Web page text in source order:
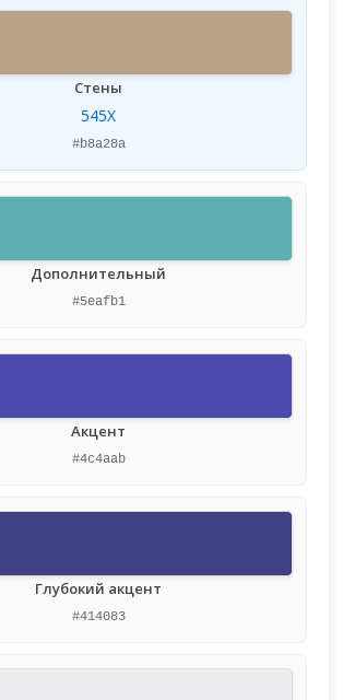
Стены
545X
#b8a28a
Дополнительный
#5eafb1
Акцент
#4c4aab
Глубокий акцент
#414083